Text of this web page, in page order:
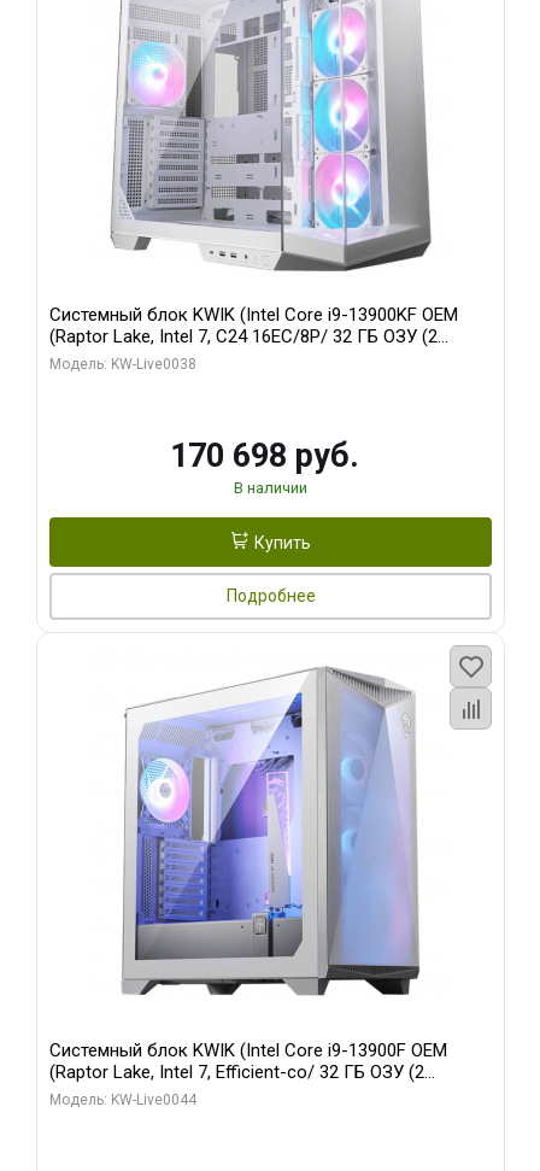
Системный блок KWIK (Intel Core i9-13900KF OEM
(Raptor Lake, Intel 7, C24 16EC/8P/ 32 ГБ ОЗУ (2
модуля)/ Gigabyte RX9070XT GAMING OC 16GB GDDR6
Модель: KW-Live0038
170 698 руб.
В наличии
Купить
Подробнее
Системный блок KWIK (Intel Core i9-13900F OEM
(Raptor Lake, Intel 7, Efficient-co/ 32 ГБ ОЗУ (2
модуля)/ Gigabyte RTX5070Ti AERO OC 16GB GDDR7
Модель: KW-Live0044